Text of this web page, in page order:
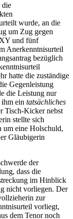
die
wurde, an die
um Zug gegen
und fünf
Anerkenntnisurteil
bezüglich
hatte die zuständige
Gegenleistung
die Leistung nur
ein tatsächliches
Tisch-Kicker nebst
stellte sich
um eine Holschuld,
Gläubigerin
der
dass die
im Hinblick
nicht vorliegen. Der
zur
vorliegt,
dem Tenor noch